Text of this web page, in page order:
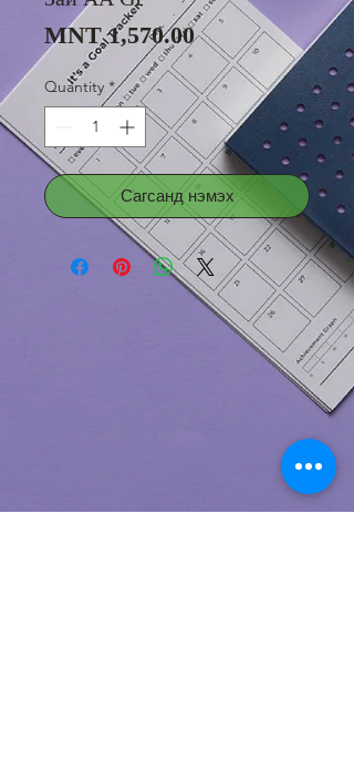
MNT 1,570.00Price
Quantity *
Сагсанд нэмэх